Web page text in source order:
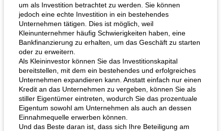
um als Investition betrachtet zu werden. Sie können
jedoch eine echte Investition in ein bestehendes
Unternehmen tätigen. Dies ist möglich, weil
Kleinunternehmer häufig Schwierigkeiten haben, eine
Bankfinanzierung zu erhalten, um das Geschäft zu starten
oder zu erweitern.
Als Kleininvestor können Sie das Investitionskapital
bereitstellen, mit dem ein bestehendes und erfolgreiches
Unternehmen expandieren kann. Anstatt einfach nur einen
Kredit an das Unternehmen zu vergeben, können Sie als
stiller Eigentümer eintreten, wodurch Sie das prozentuale
Eigentum sowohl am Unternehmen als auch an dessen
Einnahmequelle erwerben können.
Und das Beste daran ist, dass sich Ihre Beteiligung am